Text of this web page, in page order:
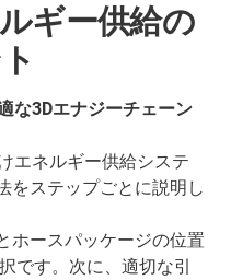
ギー供給の
な3Dエナジーチェーン
エネルギー供給システ
をステップごとに説明し
ホースパッケージの位置
です。次に、適切な引